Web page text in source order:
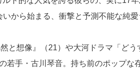
から始まる、衝撃と予測不能な純愛
と想像』（21）や大河ドラマ「ど
手・古川琴音。持ち前のポップな